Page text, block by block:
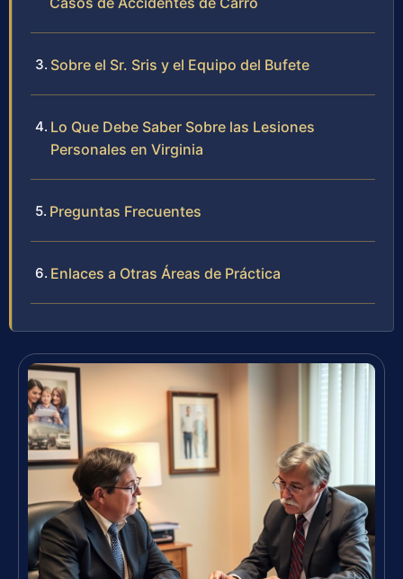
Sobre el Sr. Sris y el Equipo del Bufete
Lo Que Debe Saber Sobre las Lesiones
Personales en Virginia
Preguntas Frecuentes
Enlaces a Otras Áreas de Práctica